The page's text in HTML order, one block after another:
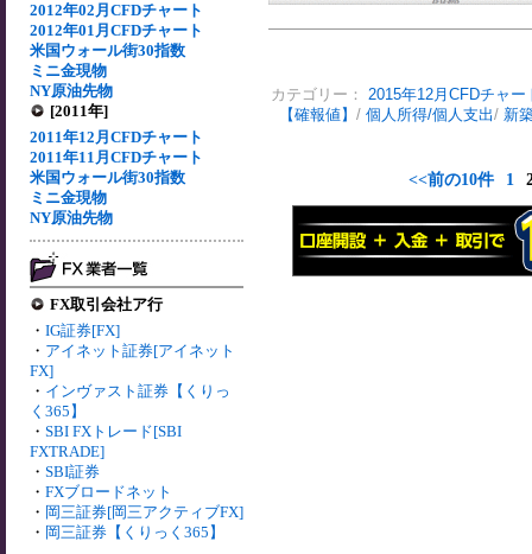
2012年02月CFDチャート
2012年01月CFDチャート
米国ウォール街30指数
ミニ金現物
NY原油先物
[2011年]
2011年12月CFDチャート
2011年11月CFDチャート
米国ウォール街30指数
ミニ金現物
NY原油先物
FX取引会社ア行
・ IG証券[FX]
・ アイネット証券[アイネット
FX]
・ インヴァスト証券【くりっ
く365】
・ SBI FXトレード[SBI
FXTRADE]
・ SBI証券
・ FXブロードネット
・ 岡三証券[岡三アクティブFX]
・ 岡三証券【くりっく365】
カテゴリー： 2015年12月CFDチャー
【確報値】 / 個人所得/個人支出/ 新
<<前の10件 1